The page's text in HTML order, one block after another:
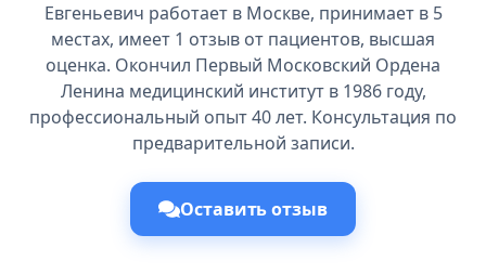
Евгеньевич работает в Москве, принимает в 5
местах, имеет 1 отзыв от пациентов, высшая
оценка. Окончил Первый Московский Ордена
Ленина медицинский институт в 1986 году,
профессиональный опыт 40 лет. Консультация по
предварительной записи.
Оставить отзыв